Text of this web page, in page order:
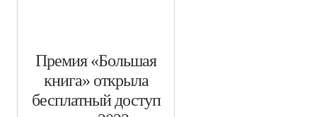
​Премия «Большая
книга» открыла
бесплатный доступ